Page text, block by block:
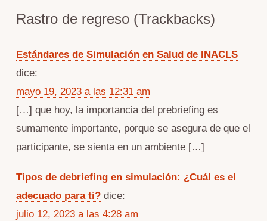
Rastro de regreso (Trackbacks)
Estándares de Simulación en Salud de INACLS
dice:
mayo 19, 2023 a las 12:31 am
[…] que hoy, la importancia del prebriefing es
sumamente importante, porque se asegura de que el
participante, se sienta en un ambiente […]
Tipos de debriefing en simulación: ¿Cuál es el
adecuado para ti? dice:
julio 12, 2023 a las 4:28 am